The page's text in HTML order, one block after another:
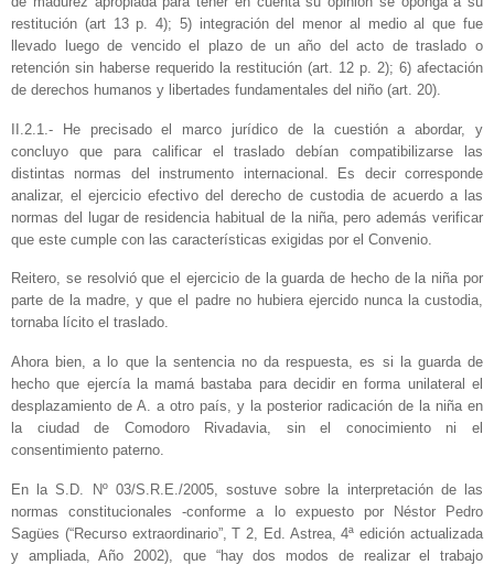
restitución (art 13 p. 4); 5) integración del menor al medio al que fue
llevado luego de vencido el plazo de un año del acto de traslado o
retención sin haberse requerido la restitución (art. 12 p. 2); 6) afectación
de derechos humanos y libertades fundamentales del niño (art. 20).
II.2.1.- He precisado el marco jurídico de la cuestión a abordar, y
concluyo que para calificar el traslado debían compatibilizarse las
distintas normas del instrumento internacional. Es decir corresponde
analizar, el ejercicio efectivo del derecho de custodia de acuerdo a las
normas del lugar de residencia habitual de la niña, pero además verificar
que este cumple con las características exigidas por el Convenio.
Reitero, se resolvió que el ejercicio de la guarda de hecho de la niña por
parte de la madre, y que el padre no hubiera ejercido nunca la custodia,
tornaba lícito el traslado.
Ahora bien, a lo que la sentencia no da respuesta, es si la guarda de
hecho que ejercía la mamá bastaba para decidir en forma unilateral el
desplazamiento de A. a otro país, y la posterior radicación de la niña en
la ciudad de Comodoro Rivadavia, sin el conocimiento ni el
consentimiento paterno.
En la S.D. Nº 03/S.R.E./2005, sostuve sobre la interpretación de las
normas constitucionales -conforme a lo expuesto por Néstor Pedro
Sagües (“Recurso extraordinario”, T 2, Ed. Astrea, 4ª edición actualizada
y ampliada, Año 2002), que “hay dos modos de realizar el trabajo